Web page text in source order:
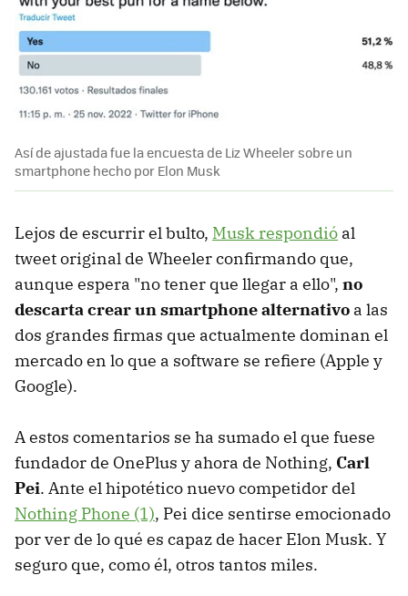
Así de ajustada fue la encuesta de Liz Wheeler sobre un
smartphone hecho por Elon Musk
Lejos de escurrir el bulto, Musk respondió al
tweet original de Wheeler confirmando que,
aunque espera "no tener que llegar a ello", no
descarta crear un smartphone alternativo a las
dos grandes firmas que actualmente dominan el
mercado en lo que a software se refiere (Apple y
Google).
A estos comentarios se ha sumado el que fuese
fundador de OnePlus y ahora de Nothing, Carl
Pei. Ante el hipotético nuevo competidor del
Nothing Phone (1), Pei dice sentirse emocionado
por ver de lo qué es capaz de hacer Elon Musk. Y
seguro que, como él, otros tantos miles.